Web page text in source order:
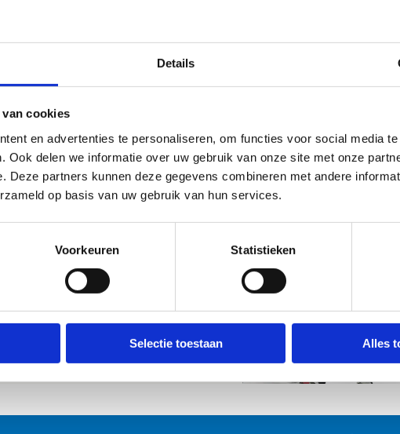
Details
cookies
en advertenties te personaliseren, om functies voor social media
Ook delen we informatie over uw gebruik van onze site met onze
Deze partners kunnen deze gegevens combineren met andere
op basis van uw gebruik van hun services.
Voorkeuren Statistieken
Selectie toestaan Alles
Reserveer nu jouw plaats voor Spelenderw-ijs
inschakelen voor het vervoer?
Dan zetten wij de koffie klaar en